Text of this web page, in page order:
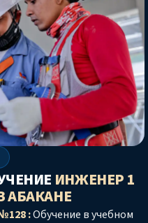
ИНЖЕНЕР 1
АБАКАНЕ
:Обучение в учебном